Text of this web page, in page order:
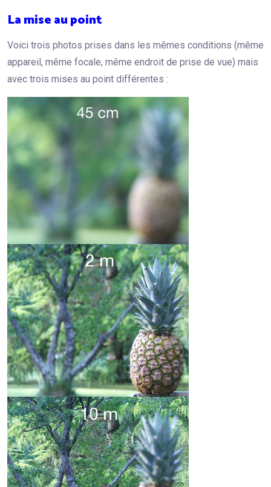
La mise au point
Voici trois photos prises dans les mêmes conditions (même
appareil, même focale, même endroit de prise de vue) mais
avec trois mises au point différentes :